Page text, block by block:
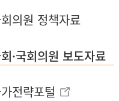
의원 정책자료
·국회의원 보도자료
전략포털